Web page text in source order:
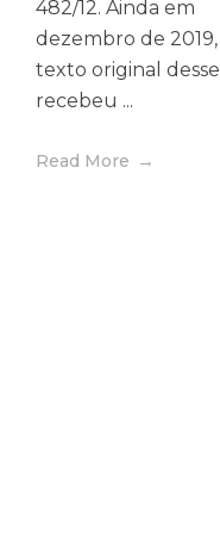
482/12. Ainda em
dezembro de 2019,
texto original
recebeu ...
Read More